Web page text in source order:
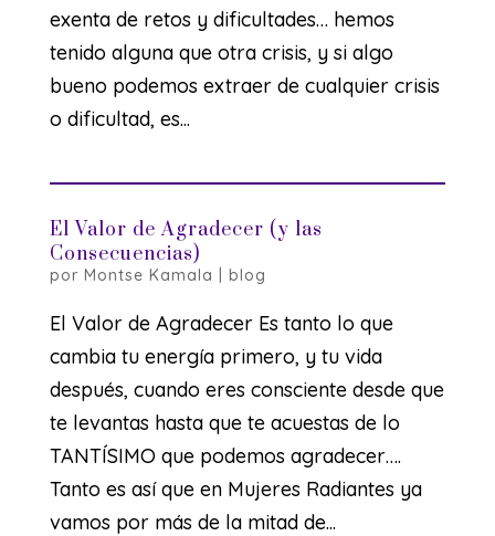
exenta de retos y dificultades… hemos
tenido alguna que otra crisis, y si algo
bueno podemos extraer de cualquier crisis
o dificultad, es...
El Valor de Agradecer (y las
Consecuencias)
por Montse Kamala blog
El Valor de Agradecer Es tanto lo que
cambia tu energía primero, y tu vida
después, cuando eres consciente desde que
te levantas hasta que te acuestas de lo
TANTÍSIMO que podemos agradecer….
Tanto es así que en Mujeres Radiantes ya
vamos por más de la mitad de...